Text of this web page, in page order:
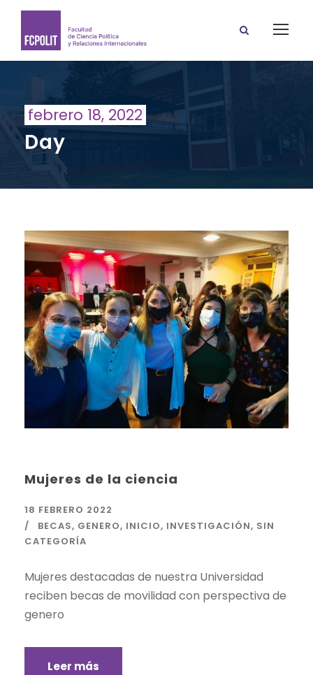
febrero 18, 2022
Day
Mujeres de la ciencia
18 FEBRERO 2022
BECAS, GENERO, INICIO, INVESTIGACIÓN, SIN
CATEGORÍA
Mujeres destacadas de nuestra Universidad
reciben becas de movilidad con perspectiva de
genero
Leer más